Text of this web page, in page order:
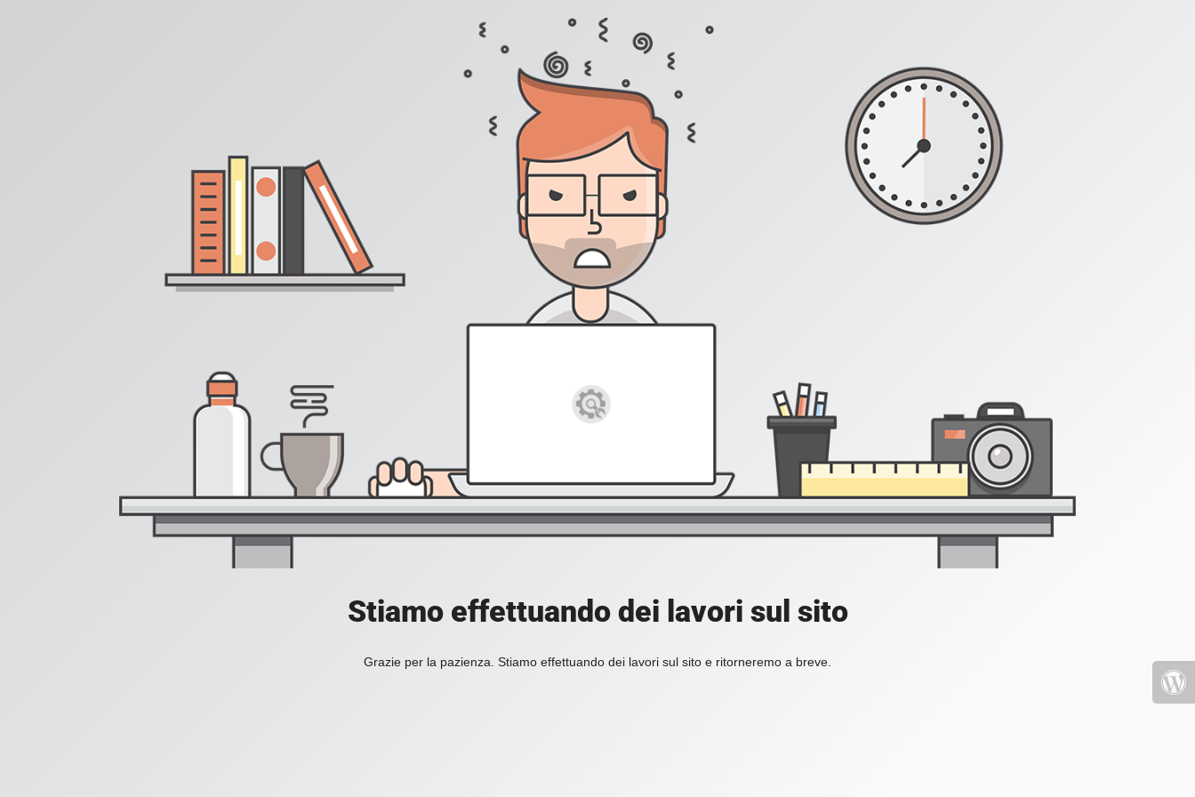
Stiamo effettuando dei lavori sul sito
Grazie per la pazienza. Stiamo effettuando dei lavori sul sito e ritorneremo a breve.